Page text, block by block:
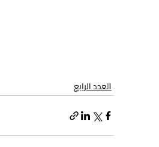
العدد الرابع